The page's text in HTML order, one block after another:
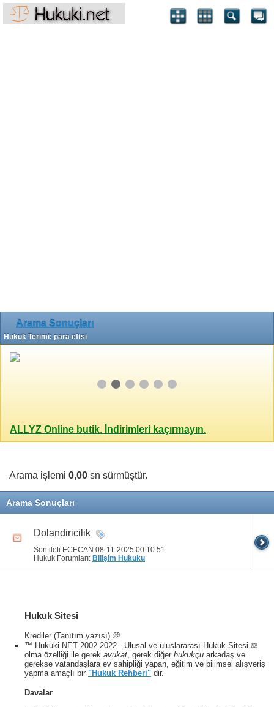
Arama Sonuçları
Hukuk Terimi: para eftsi
ALLYZ Online butik. İndirimleri kaçırmayın.
Arama işlemi 0,00 sn sürmüştür.
Arama Sonuçları
Dolandiricilik
Son ileti ECECAN 08-11-2025 00:10:51
Hukuk Forumları: Bilişim Hukuku
Hukuk Sitesi
Krediler (Tanıtım yazısı) 💭
™ Hukuki NET 2002-2022 - Ulusal ve uluslararası Hukuk Sitesi ⚖️
olma özelliği ile gerek avukat , gerek diğer hukukçu arkadaş ve
gerekse vatandaşlara ev sahipliği yapan, eğitim ve bilimsel alışveriş
yapma amaçlı bir "Hukuk Rehberi" dir.
Davalar